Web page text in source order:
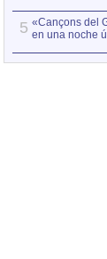
5 «Cançons del
en una noche